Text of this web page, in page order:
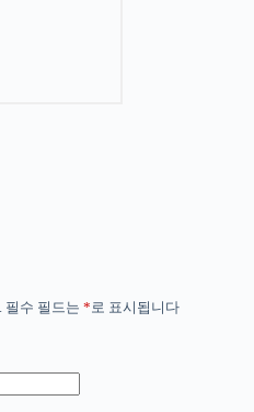
필수 필드는 * 로 표시됩니다